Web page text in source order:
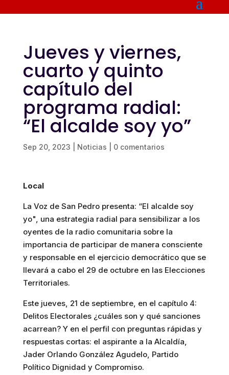
Jueves y viernes,
cuarto y quinto
capítulo del
programa radial:
“El alcalde soy yo”
Sep 20, 2023 Noticias 0 comentarios
Local
La Voz de San Pedro presenta: “El alcalde soy
yo", una estrategia radial para sensibilizar a los
oyentes de la radio comunitaria sobre la
importancia de participar de manera consciente
y responsable en el ejercicio democrático que se
llevará a cabo el 29 de octubre en las Elecciones
Territoriales.
Este jueves, 21 de septiembre, en el capítulo 4:
Delitos Electorales ¿cuáles son y qué sanciones
acarrean? Y en el perfil con preguntas rápidas y
respuestas cortas: el aspirante a la Alcaldía,
Jader Orlando González Agudelo, Partido
Político Dignidad y Compromiso.